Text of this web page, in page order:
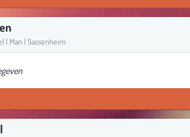
Man | Sassenheim